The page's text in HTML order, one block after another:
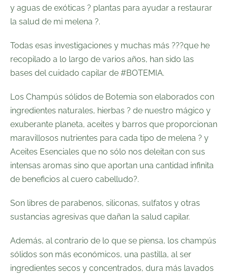
y aguas de exóticas ? plantas para ayudar a restaurar
la salud de mi melena ?.
Todas esas investigaciones y muchas más ??‍?que he
recopilado a lo largo de varios años, han sido las
bases delcuidado capilar de #BOTEMIA.
Los Champús sólidos de Botemia son elaborados con
ingredientes naturales, hierbas ? de nuestro mágico y
exuberante planeta, aceites y barros que proporcionan
maravillosos nutrientes para cada tipo de melena ? y
Aceites Esenciales que no sólo nos deleitan con sus
intensas aromas sino que aportan una cantidad infinita
de beneficios al cuero cabelludo?.⁠
Son libres de parabenos, siliconas, sulfatos y otras
sustancias agresivas que dañan la salud capilar.⁠
Además, al contrario de lo que se piensa, los champús
sólidos son más económicos, una pastilla, al ser
ingredientes secos y concentrados, dura más lavados